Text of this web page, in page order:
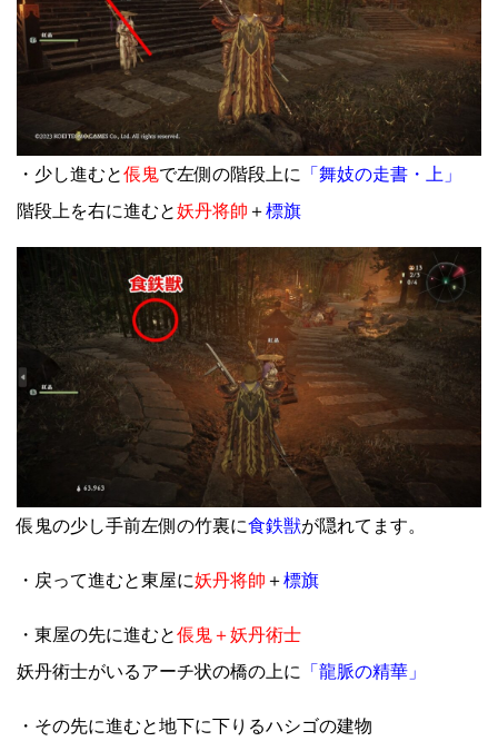
・少し進むと倀鬼で左側の階段上に
「舞妓の走書・上」
階段上を右に進むと妖丹将帥 ＋標旗
倀鬼の少し手前左側の竹裏に食鉄獣が隠れてます。
・戻って進むと東屋に妖丹将帥 ＋標旗
・東屋の先に進むと倀鬼＋妖丹術士
妖丹術士がいるアーチ状の橋の上に 「龍脈の精華」
・その先に進むと地下に下りるハシゴの建物